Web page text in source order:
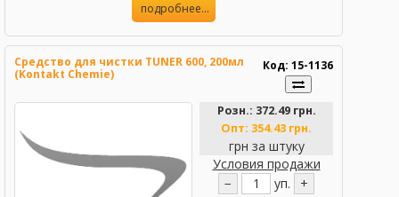
подробнее...
Средство для чистки TUNER 600, 200мл
(Kontakt Chemie)
Код: 15-1136
Розн.: 372.49 грн.
Опт: 354.43 грн.
грн за штуку
Условия продажи
−
уп. +